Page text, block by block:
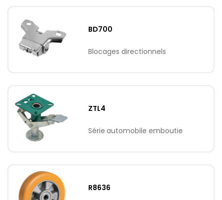
BD700
Blocages directionnels
ZTL4
Série automobile emboutie
R8636